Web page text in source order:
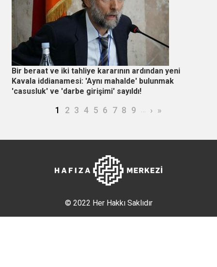
Bir beraat ve iki tahliye kararının ardından yeni
Kavala iddianamesi: 'Aynı mahalde' bulunmak
'casusluk' ve 'darbe girişimi' sayıldı!
Şu an kullanılan sayfa
1 Page
2 Page
3 Page
4 Page
5 Page
6 Page
7 Page
8 Page
9 … Sonraki sayfa
› Son sayfa
»
© 2022 Her Hakkı Saklıdır